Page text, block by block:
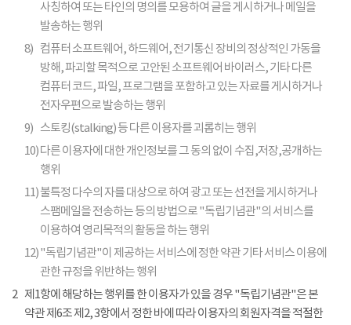
사칭하여 또는 타인의 명의를 모용하여 글을 게시하거나 메일을
발송하는 행위
8) 컴퓨터 소프트웨어, 하드웨어, 전기통신 장비의 정상적인 가동을
방해, 파괴할 목적으로 고안된 소프트웨어 바이러스, 기타 다른
컴퓨터 코드, 파일, 프로그램을 포함하고 있는 자료를 게시하거나
전자우편으로 발송하는 행위
9) 스토킹(stalking) 등 다른 이용자를 괴롭히는 행위
10)다른 이용자에 대한 개인정보를 그 동의 없이 수집,저장,공개하는
행위
11)불특정 다수의 자를 대상으로 하여 광고 또는 선전을 게시하거나
스팸메일을 전송하는 등의 방법으로 "독립기념관"의 서비스를
이용하여 영리목적의 활동을 하는 행위
12)"독립기념관"이 제공하는 서비스에 정한 약관 기타 서비스 이용에
관한 규정을 위반하는 행위
2 제1항에 해당하는 행위를 한 이용자가 있을 경우 "독립기념관"은 본
약관 제6조 제2, 3항에서 정한 바에 따라 이용자의 회원자격을 적절한